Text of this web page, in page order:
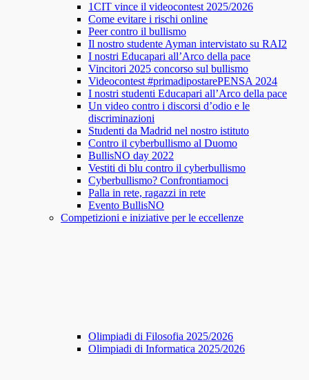
1CIT vince il videocontest 2025/2026
Come evitare i rischi online
Peer contro il bullismo
Il nostro studente Ayman intervistato su RAI2
I nostri Educapari all’Arco della pace
Vincitori 2025 concorso sul bullismo
Videocontest #primadipostarePENSA 2024
I nostri studenti Educapari all’Arco della pace
Un video contro i discorsi d’odio e le
discriminazioni
Studenti da Madrid nel nostro istituto
Contro il cyberbullismo al Duomo
BullisNO day 2022
Vestiti di blu contro il cyberbullismo
Cyberbullismo? Confrontiamoci
Palla in rete, ragazzi in rete
Evento BullisNO
Competizioni e iniziative per le eccellenze
Olimpiadi di Filosofia 2025/2026
Olimpiadi di Informatica 2025/2026